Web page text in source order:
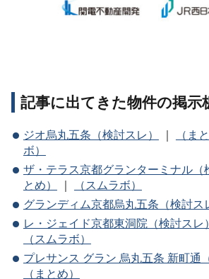
記事に出てきた物件の掲示
ジオ烏丸五条（検討スレ） （ま
ボ）
ザ・テラス京都グランターミナル（
とめ）
｜
（スムラボ）
グランディム京都烏丸五条（検討ス
レ・ジェイド京都東洞院（検討スレ）
（スムラボ）
プレサンス グラン 烏丸五条 新町通
（まとめ）